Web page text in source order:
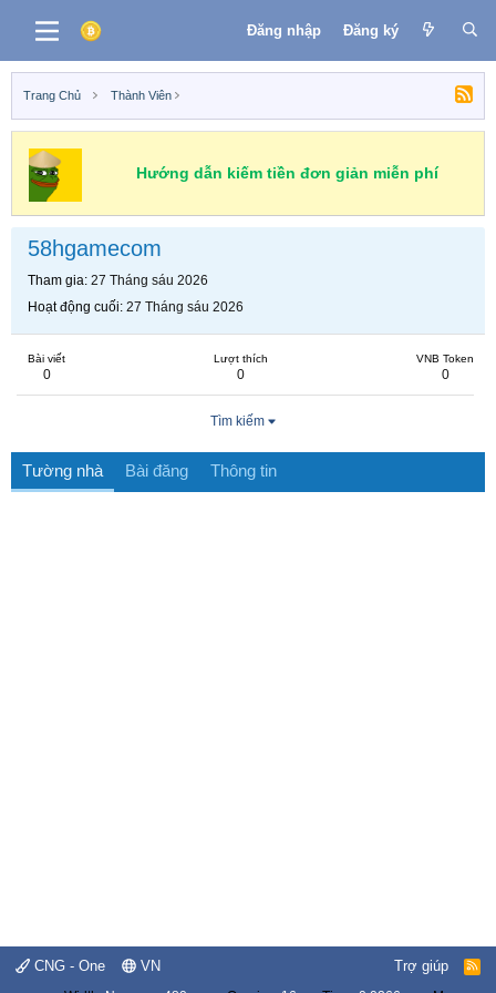
Đăng nhập Đăng ký
Trang Chủ Thành Viên
Hướng dẫn kiếm tiền đơn giản miễn phí
58hgamecom
Tham gia 27 Tháng sáu 2026
Hoạt động cuối 27 Tháng sáu 2026
Bài viết
0
Lượt thích
0
VNB Token
0
Tìm kiếm
Tường nhà Bài đăng Thông tin
CNG - One VN Trợ giúp
R